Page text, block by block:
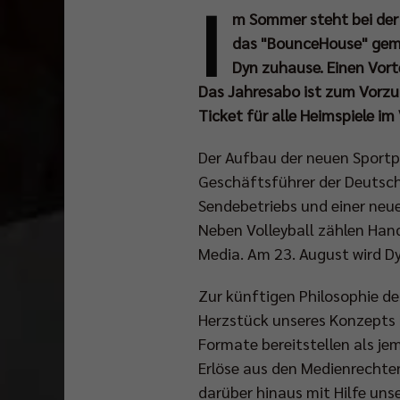
I
m Sommer steht bei
das "BounceHouse"
Dyn zuhause. Einen
Das Jahresabo ist zum
Ticket für alle Heimspiele
Der Aufbau der neuen
Geschäftsführer der
Sendebetriebs und einer
Neben Volleyball zählen
Media. Am 23. August wird
Zur künftigen Philosophie
Herzstück unseres
Formate bereitstellen als
Erlöse aus den
darüber hinaus mit Hilfe